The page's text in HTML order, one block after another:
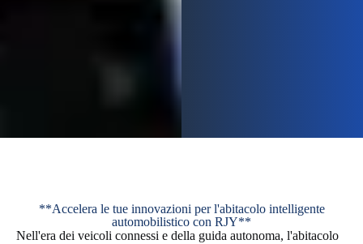
**Accelera le tue innovazioni per l'abitacolo intelligente
automobilistico con RJY**
Nell'era dei veicoli connessi e della guida autonoma, l'abitacolo